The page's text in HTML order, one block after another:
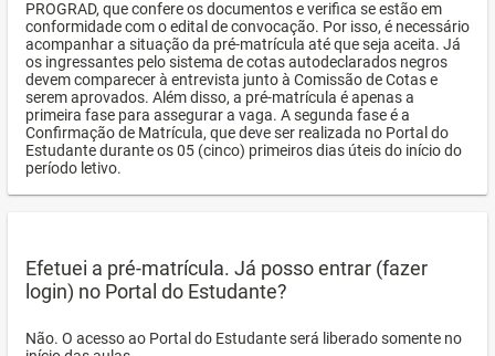
PROGRAD, que confere os documentos e verifica se estão em
conformidade com o edital de convocação. Por isso, é necessário
acompanhar a situação da pré-matrícula até que seja aceita. Já
os ingressantes pelo sistema de cotas autodeclarados negros
devem comparecer à entrevista junto à Comissão de Cotas e
serem aprovados. Além disso, a pré-matrícula é apenas a
primeira fase para assegurar a vaga. A segunda fase é a
Confirmação de Matrícula, que deve ser realizada no Portal do
Estudante durante os 05 (cinco) primeiros dias úteis do início do
período letivo.
Efetuei a pré-matrícula. Já posso entrar (fazer
login) no Portal do Estudante?
Não. O acesso ao Portal do Estudante será liberado somente no